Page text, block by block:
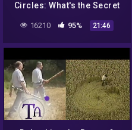
Circles: What's the Secret
Message in Crop Circles?
(2002)
16210 95% 21:46